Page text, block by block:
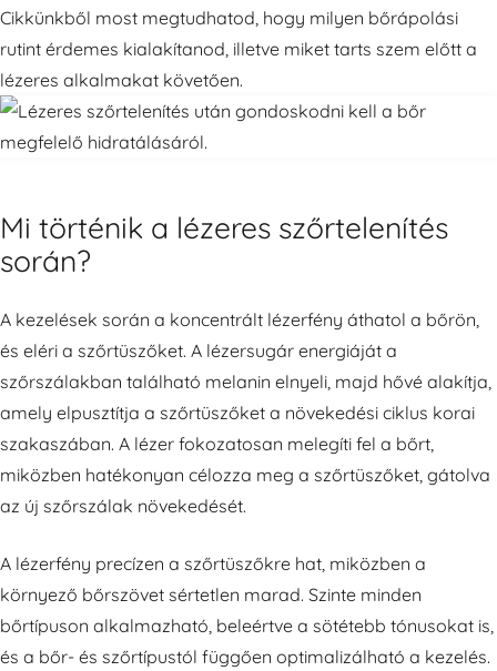
Cikkünkből most megtudhatod, hogy milyen bőrápolási
rutint érdemes kialakítanod, illetve miket tarts szem előtt a
lézeres alkalmakat követően.
Mi történik a lézeres szőrtelenítés
során?
A kezelések során a koncentrált lézerfény áthatol a bőrön,
és eléri a szőrtüszőket. A lézersugár energiáját a
szőrszálakban található melanin elnyeli, majd hővé alakítja,
amely elpusztítja a szőrtüszőket a növekedési ciklus korai
szakaszában. A lézer fokozatosan melegíti fel a bőrt,
miközben hatékonyan célozza meg a szőrtüszőket, gátolva
az új szőrszálak növekedését.
A lézerfény precízen a szőrtüszőkre hat, miközben a
környező bőrszövet sértetlen marad. Szinte minden
bőrtípuson alkalmazható, beleértve a sötétebb tónusokat is,
és a bőr- és szőrtípustól függően optimalizálható a kezelés.